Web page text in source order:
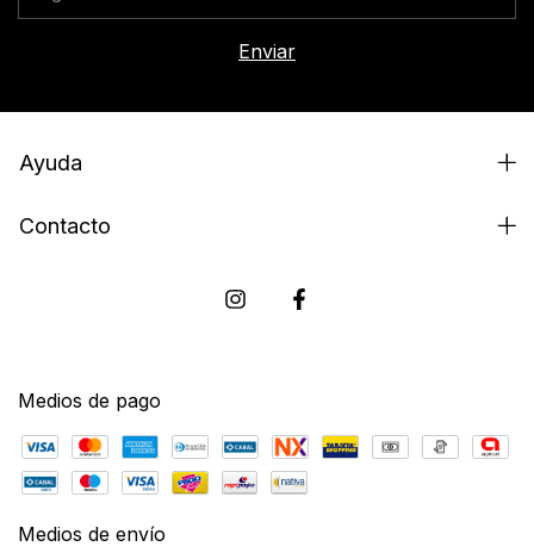
Ayuda
Contacto
Medios de pago
Medios de envío